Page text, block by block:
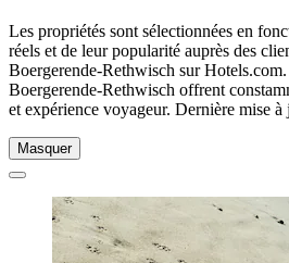
Les propriétés sont sélectionnées en
réels et de leur popularité auprès des
Boergerende-Rethwisch sur
Boergerende-Rethwisch offrent
et expérience voyageur. Dernière mise à
Masquer